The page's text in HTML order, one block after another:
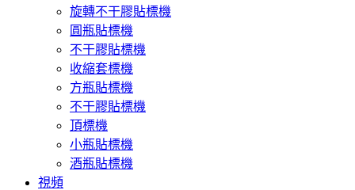
旋轉不干膠貼標機
圓瓶貼標機
不干膠貼標機
收縮套標機
方瓶貼標機
不干膠貼標機
頂標機
小瓶貼標機
酒瓶貼標機
視頻